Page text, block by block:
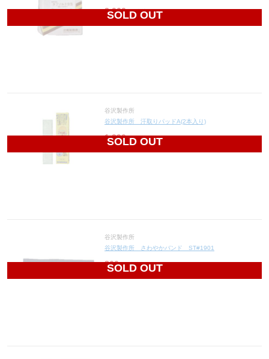
SOLD OUT
3,060 円(税込3,366円)
SOLD OUT
谷沢製作所
谷沢製作所 汗取りパッドA(2本入り)
1,390 円(税込1,529円)
SOLD OUT
谷沢製作所
谷沢製作所 さわやかバンド ST#1901
860円(税込946円)